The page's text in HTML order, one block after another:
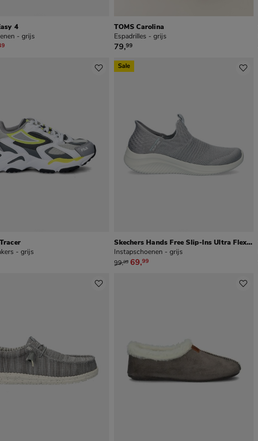
4
- grijs
voor € 38,49
TOMS Carolina
Espadrilles - grijs
€ 79,99
79,99
- grijs
Skechers Hands Free Slip-Ins Ultra Flex 3.0
Instapschoenen - grijs
van € 99,99 voor € 69,99
99,99 69,99
Sale